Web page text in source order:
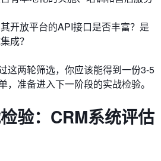
开放平台的API接口是否丰富？是
成？
这两轮筛选，你应该能得到一份3-5
，准备进入下一阶段的实战检验。
验：CRM系统评估